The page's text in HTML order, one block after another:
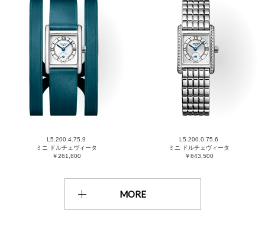
L5.200.4.75.9
ミニ ドルチェヴィータ
￥261,800
L5.200.0.75.6
ミニ ドルチェヴィータ
￥643,500
MORE